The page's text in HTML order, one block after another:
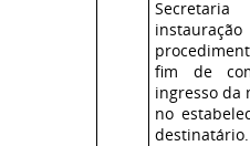
fim de
ingresso da
no
destinatário.